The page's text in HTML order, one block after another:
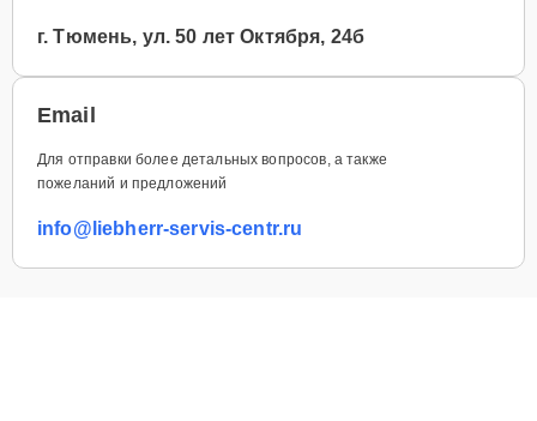
г. Тюмень, ул. 50 лет Октября, 24б
Email
Для отправки более детальных вопросов, а также
пожеланий и предложений
info@liebherr-servis-centr.ru